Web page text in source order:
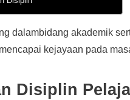
dalambidang akademik
kejayaan pada
Disiplin